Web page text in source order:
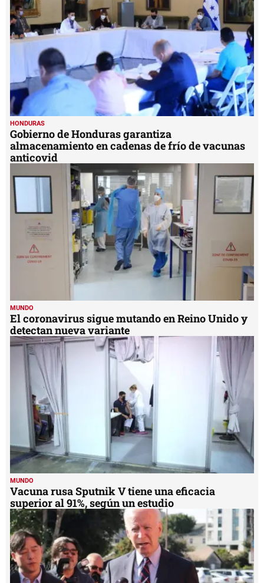
second
HONDURAS
Gobierno de Honduras garantiza
almacenamiento en cadenas de frío de vacunas
anticovid
MUNDO
El coronavirus sigue mutando en Reino Unido y
detectan nueva variante
MUNDO
Vacuna rusa Sputnik V tiene una eficacia
superior al 91%, según un estudio